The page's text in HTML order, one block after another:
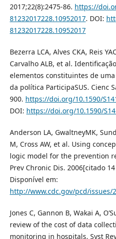
2017;22(8):2475-86. https://
81232017228.10952017. DOI:
81232017228.10952017
Bezerra LCA, Alves CKA, Reis
Carvalho ALB, et al.
elementos constituintes de
da política ParticipaSUS. Cienc
900. https://doi.org/10.1590/
DOI: https://doi.org/10.1590/
Anderson LA, GwaltneyMK,
M, Cross AW, et al. Using
logic model for the prevention
Prev Chronic Dis. 2006[citado
Disponível em:
http://www.cdc.gov/pcd/issues/
Jones C, Gannon B, Wakai A,
review of the cost of data
monitoring in hospitals. Syst